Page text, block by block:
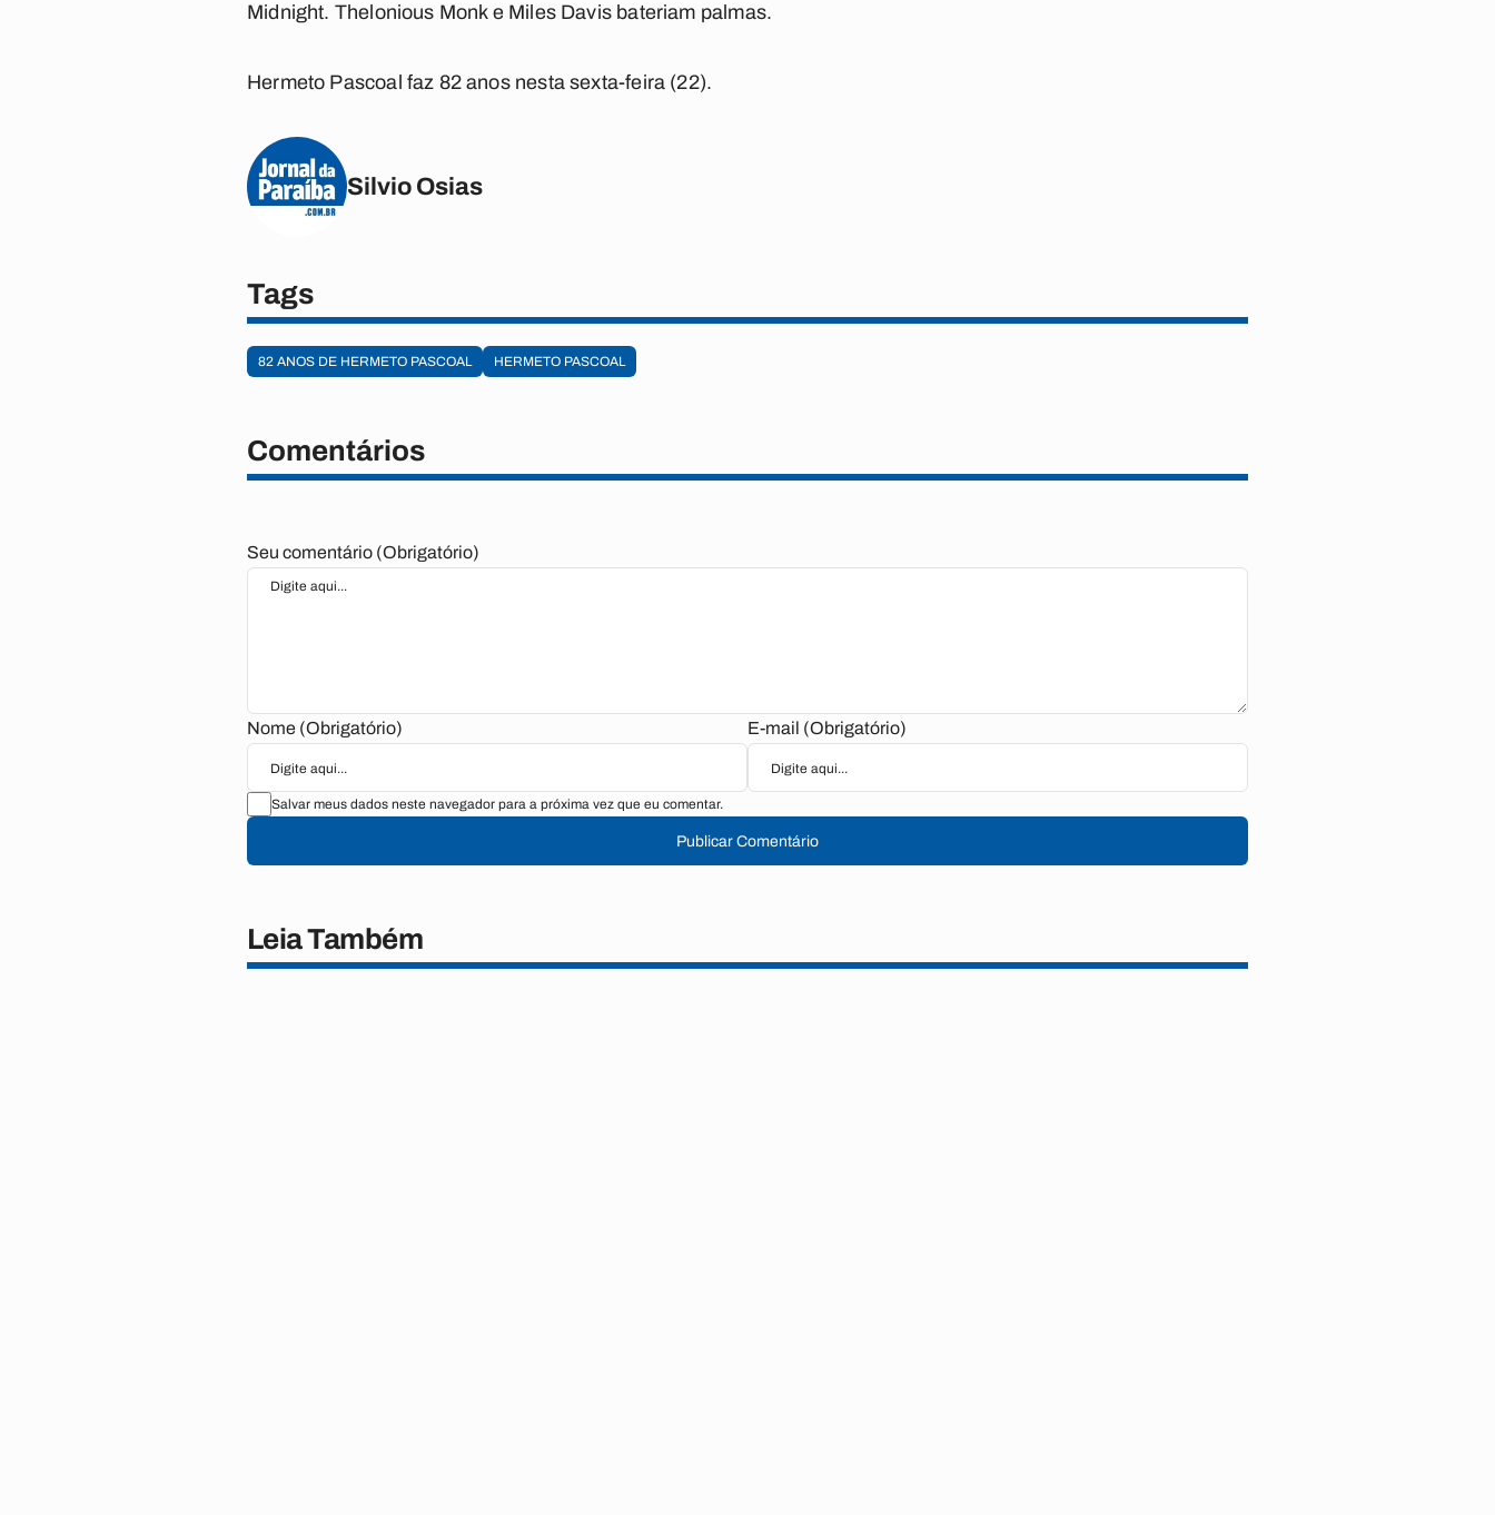
Midnight. Thelonious Monk e Miles Davis bateriam palmas.
Hermeto Pascoal faz 82 anos nesta sexta-feira (22).
Silvio Osias
Tags
82 ANOS DE HERMETO PASCOAL HERMETO PASCOAL
Comentários
Seu comentário (Obrigatório)
Nome (Obrigatório) E-mail (Obrigatório)
Salvar meus dados neste navegador para a próxima vez que eu comentar.
Publicar Comentário
Leia Também